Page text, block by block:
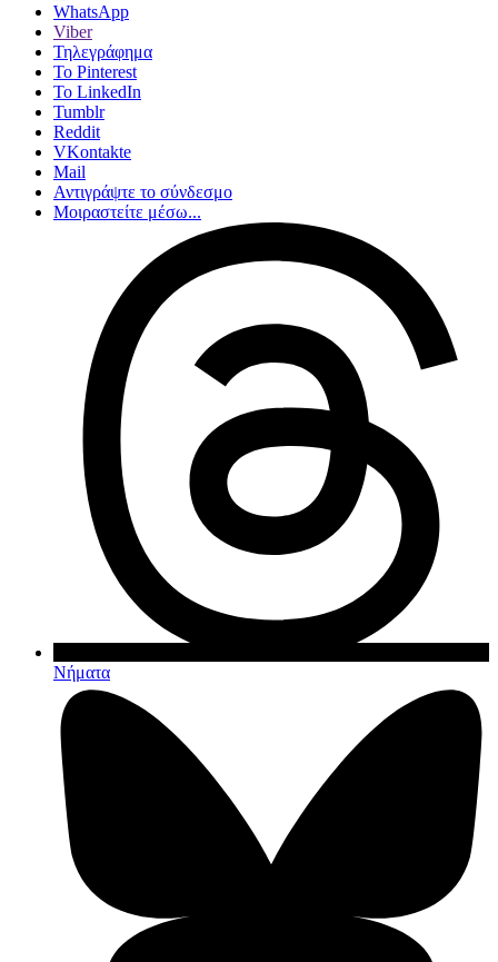
WhatsApp
Viber
Τηλεγράφημα
Το Pinterest
Το LinkedIn
Tumblr
Reddit
VKontakte
Mail
Αντιγράψτε το σύνδεσμο
Μοιραστείτε μέσω...
Νήματα